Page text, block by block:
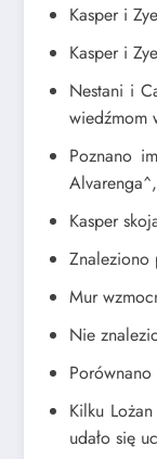
Kasper i
Kasper i
Nestani i
wiedźmom
Poznano
Kasper
Znaleziono
Mur
Nie
Kilku
udało się